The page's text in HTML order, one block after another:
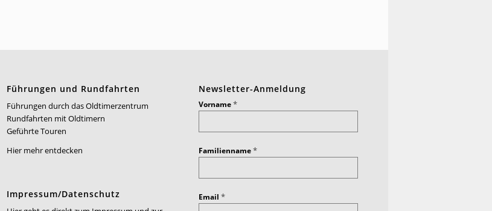
Führungen und Rundfahrten
Führungen durch das Oldtimerzentrum
Rundfahrten mit Oldtimern
Geführte Touren
Hier mehr entdecken
Impressum/Datenschutz
Newsletter-Anmeldung
Vorname*
Familienname*
Email *